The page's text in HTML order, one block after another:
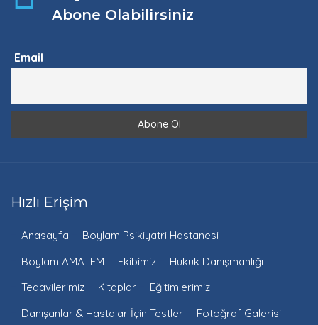
Abone Olabilirsiniz
Email
Hızlı Erişim
Anasayfa
Boylam Psikiyatri Hastanesi
Boylam AMATEM
Ekibimiz
Hukuk Danışmanlığı
Tedavilerimiz
Kitaplar
Eğitimlerimiz
Danışanlar & Hastalar İçin Testler
Fotoğraf Galerisi